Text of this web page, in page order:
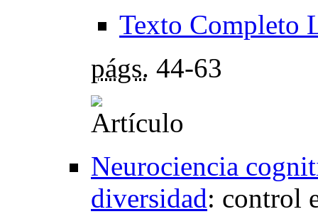
Texto Completo
págs. 44-63
Neurociencia
diversidad: control